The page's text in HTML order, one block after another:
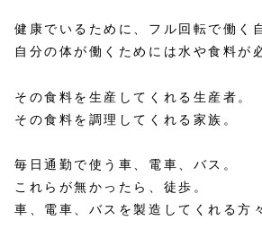
健康でいるために、フル回転で働く
自分の体が働くためには水や食料が
その食料を生産してくれる生産者。
その食料を調理してくれる家族。
毎日通勤で使う車、電車、バス。
これらが無かったら、徒歩。
車、電車、バスを製造してくれる方